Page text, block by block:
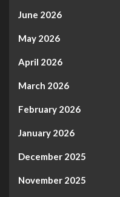
June 2026
May 2026
April 2026
March 2026
February 2026
January 2026
December 2025
November 2025